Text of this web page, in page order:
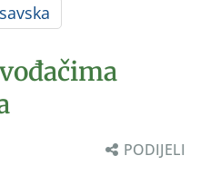
PODIJELI